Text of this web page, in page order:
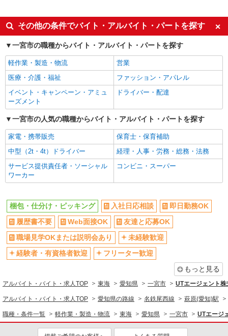
UTエージェント株式会社 AGT東海第一CU AGT一宮エリア 南目草CL
《JCPK1C》
衣類の投入・クリーニング
時給：1,300円〜 月収例：208,000円（時給
×8H実働×20日稼働＋各種手当） ※基本残業なし
愛知県一宮市 勤務詳細：一宮市 通勤方法：徒
歩/車/バス/自転車/電車/バイク 最寄り駅：奥町駅
OK
詳細を見る
派遣社員
株式会社綜合キャリアオプション（1314VJ0805G53★14-S-T3）
自動車部品の集荷/日払いOK
時給1,400円 交通費：既定支給
愛知県一宮市
キープ 詳細を見る
派遣社員
パーソルフィールドスタッフ株式会社 西日本コーディネートセンタ
ー（C）
工事などに使用される機材の洗浄
時給1,500円 月収例：266,800円（就業日：21
日の場合） ★交通費規定支給
愛知県一宮市 ★車通勤可 敷地内無料駐車場あ
り
キープ 詳細を見る
未経験歓迎
日払い
上場企業・上場企業のグループ会
社
車通勤OK
交通費支給
社会保険あり
産休・育休取得実績あり
社員登用あり
深夜
その他の条件でバイト・アルバイト・パートを探す
一宮市の職種からバイト・アルバイト・パートを探す
軽作業・製造・物流
営業
医療・介護・福祉
ファッション・アパレル
イベント・キャンペーン・アミュ
ーズメント
ドライバー・配達
一宮市の人気の職種からバイト・アルバイト・パートを探す
家電・携帯販売
保育士・保育補助
中型（2t・4t）ドライバー
経理・人事・労務・総務・法務
サービス提供責任者・ソーシャル
ワーカー
コンビニ・スーパー
梱包・仕分け・ピッキング 入社日応相談
即日勤務OK
履歴書不要
Web面接OK
友達と応募OK
職場見学OKまたは説明会あり
未経験歓迎
経験者・有資格者歓迎
フリーター歓迎
もっと見る
アルバイト・バイト・求人TOP 東海 愛知県 一宮市 UTエージェント
アルバイト・バイト・求人TOP 愛知県の路線 名鉄尾西線 萩原(愛知)駅
職種・条件一覧 軽作業・製造・物流 東海 愛知県 一宮市 UTエージ